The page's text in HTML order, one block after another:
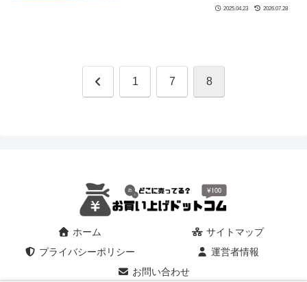
2025.04.23 2026.07.28
前 1 7 8
ホーム
サイトマップ
プライバシーポリシー
運営者情報
お問い合わせ